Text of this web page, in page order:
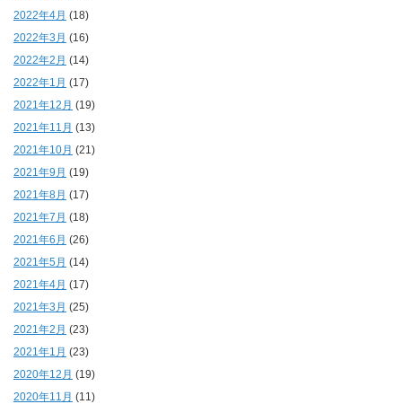
2022年4月 (18)
2022年3月 (16)
2022年2月 (14)
2022年1月 (17)
2021年12月 (19)
2021年11月 (13)
2021年10月 (21)
2021年9月 (19)
2021年8月 (17)
2021年7月 (18)
2021年6月 (26)
2021年5月 (14)
2021年4月 (17)
2021年3月 (25)
2021年2月 (23)
2021年1月 (23)
2020年12月 (19)
2020年11月 (11)